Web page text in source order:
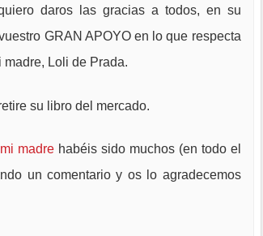
daros las gracias a todos, en su
GRAN APOYO en lo que respecta
Loli de Prada.
su libro del mercado.
madrehabéis sido muchos (en todo el
un comentario y os lo agradecemos